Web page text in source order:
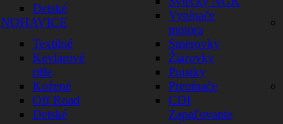
Detské
NOHAVICE
Textilné
Kevlarové
rifle
Kožené
Off Road
Detské
Vypínače
motora
Smerovky
Žiarovky
Poistky
Prepínače
CDI
Zapaľovanie